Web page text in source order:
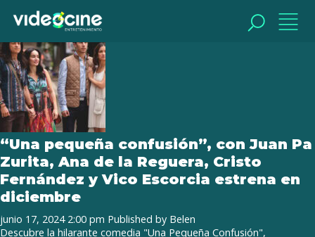
Tag Archive: cristo fernandez
“Una pequeña confusión”, con Juan Pa
Zurita, Ana de la Reguera, Cristo
Fernández y Vico Escorcia estrena en
diciembre
junio 17, 2024 2:00 pm Published by Belen
Descubre la hilarante comedia "Una Pequeña Confusión",